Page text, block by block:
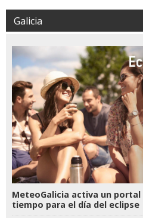
Galicia
MeteoGalicia activa un
tiempo para el día del eclipse